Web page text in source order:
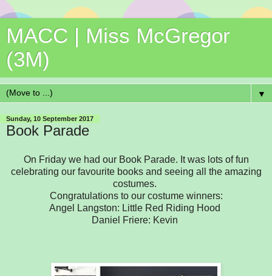
MACC | Miss McGregor
(3M)
▼
Sunday, 10 September 2017
Book Parade
On Friday we had our Book Parade. It was lots of fun
celebrating our favourite books and seeing all the amazing
costumes.
Congratulations to our costume winners:
Angel Langston: Little Red Riding Hood
Daniel Friere: Kevin